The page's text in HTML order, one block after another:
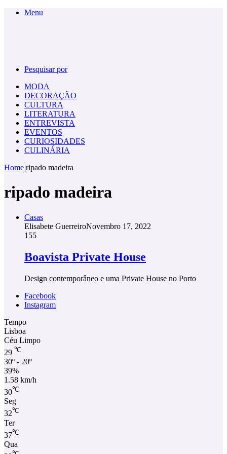
Menu
Pesquisar por
MODA
DECORAÇÃO
CULTURA
LITERATURA
ENTREVISTA
EVENTOS
CURIOSIDADES
CULINÁRIA
Home|ripado madeira
ripado madeira
Casas
Elisabete GuerreiroNovembro 17, 2022
155
Boavista Private House
Design contemporâneo e uma Private House no Porto
Facebook
Instagram
Tempo
Lisboa
Céu Limpo
29 ℃
30º - 20º
39%
1.58 km/h
30℃
Seg
32℃
Ter
37℃
Qua